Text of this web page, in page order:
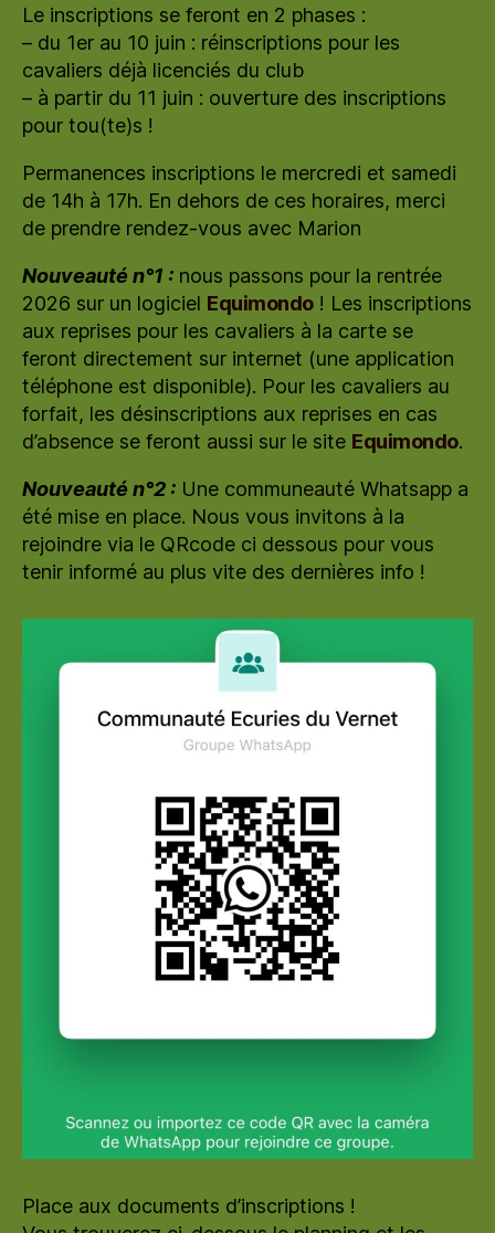
Le inscriptions se feront en 2 phases :
– du 1er au 10 juin : réinscriptions pour les
cavaliers déjà licenciés du club
– à partir du 11 juin : ouverture des inscriptions
pour tou(te)s !
Permanences inscriptions le mercredi et samedi
de 14h à 17h. En dehors de ces horaires, merci
de prendre rendez-vous avec Marion
Nouveauté n°1 : nous passons pour la rentrée
2026 sur un logiciel Equimondo! Les inscriptions
aux reprises pour les cavaliers à la carte se
feront directement sur internet (une application
téléphone est disponible). Pour les cavaliers au
forfait, les désinscriptions aux reprises en cas
d’absence se feront aussi sur le site Equimondo.
Nouveauté n°2 : Une communeauté Whatsapp a
été mise en place. Nous vous invitons à la
rejoindre via le QRcode ci dessous pour vous
tenir informé au plus vite des dernières info !
Place aux documents d’inscriptions !